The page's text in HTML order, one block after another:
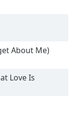
About Me)
Love Is